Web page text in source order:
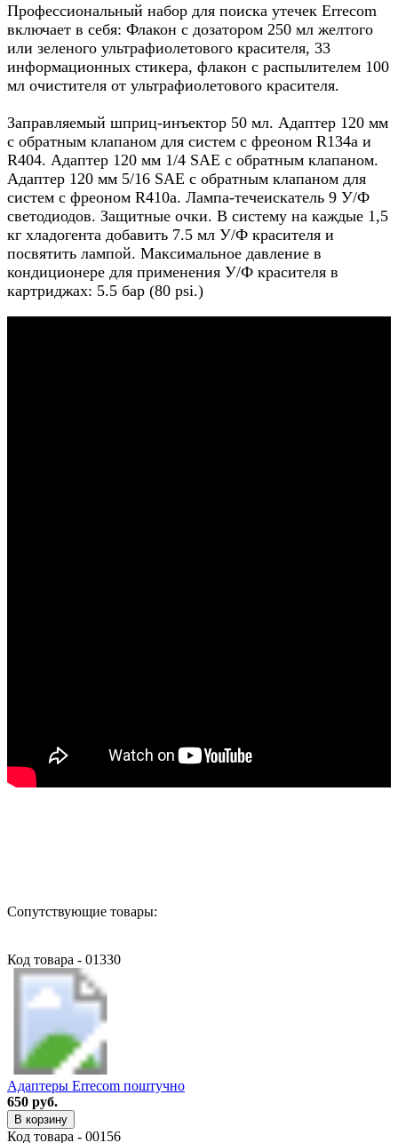
Профессиональный набор для поиска утечек Errecom
включает в себя: Флакон с дозатором 250 мл желтого
или зеленого ультрафиолетового красителя, 33
информационных стикера, флакон с распылителем 100
мл очистителя от ультрафиолетового красителя.
Заправляемый шприц-инъектор 50 мл. Адаптер 120 мм
с обратным клапаном для систем с фреоном R134a и
R404. Адаптер 120 мм 1/4 SAE с обратным клапаном.
Адаптер 120 мм 5/16 SAE с обратным клапаном для
систем с фреоном R410a. Лампа-течеискатель 9 У/Ф
светодиодов. Защитные очки. В систему на каждые 1,5
кг хладогента добавить 7.5 мл У/Ф красителя и
посвятить лампой. Максимальное давление в
кондиционере для применения У/Ф красителя в
картриджах: 5.5 бар (80 psi.)
Сопутствующие товары:
Код товара - 01330
Адаптеры Errecom поштучно
650 руб.
В корзину
Код товара - 00156